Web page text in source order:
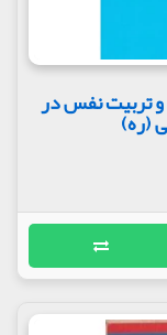
تربیت نفس در
(ره)